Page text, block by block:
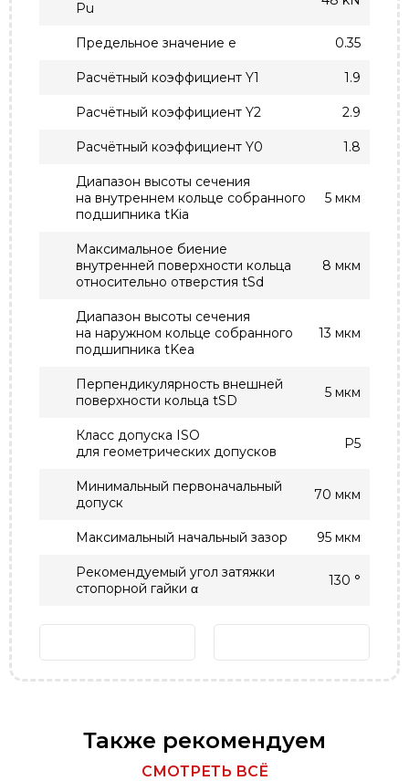
Pu
Предельное значение e 0.35
Расчётный коэффициент Y1 1.9
Расчётный коэффициент Y2 2.9
Расчётный коэффициент Y0 1.8
Диапазон высоты сечения
на внутреннем кольце собранного
подшипника tKia
5 мкм
Максимальное биение
внутренней поверхности кольца
относительно отверстия tSd
8 мкм
Диапазон высоты сечения
на наружном кольце собранного
подшипника tKea
13 мкм
Перпендикулярность внешней
поверхности кольца tSD
5 мкм
Класс допуска ISO
для геометрических допусков
P5
Минимальный первоначальный
допуск
70 мкм
Максимальный начальный зазор 95 мкм
Рекомендуемый угол затяжки
стопорной гайки α
130 °
Также рекомендуем
СМОТРЕТЬ ВСЁ